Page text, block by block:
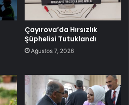
Çayırova’da Hırsızlık
Şüphelisi Tutuklandı
Ağustos 7, 2026